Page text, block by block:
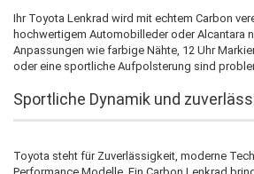
Ihr Toyota Lenkrad wird mit echtem Carbon
hochwertigem Automobilleder oder Alcantara
Anpassungen wie farbige Nähte, 12 Uhr
oder eine sportliche Aufpolsterung sind
Sportliche Dynamik und
Toyota steht für Zuverlässigkeit, moderne